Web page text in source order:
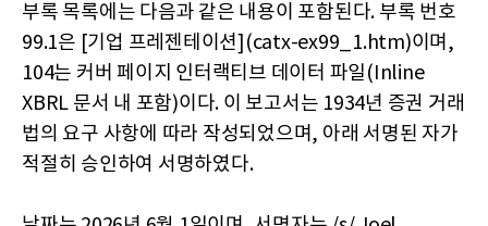
부록 목록에는 다음과 같은 내용이 포함된다. 부록 번호
99.1은 [기업 프레젠테이션](catx-ex99_1.htm)이며,
104는 커버 페이지 인터랙티브 데이터 파일(Inline
XBRL 문서 내 포함)이다. 이 보고서는 1934년 증권 거래
법의 요구 사항에 따라 작성되었으며, 아래 서명된 자가
적절히 승인하여 서명하였다.